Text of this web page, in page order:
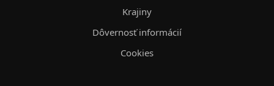
Krajiny
Dôvernosť informácií
Cookies